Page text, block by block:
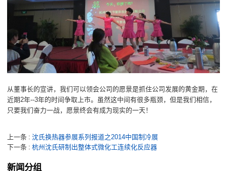
从董事长的宣讲，我们可以领会公司的愿景是抓住公司发展的黄金期，在
近期2年--3年的时间争取上市。虽然这中间有很多瓶颈，但是我们相信，
只要我们奋力一战，愿景终会有成为现实的一天！
上一条
沈氏换热器参展系列报道之2014中国制冷展
下一条
杭州沈氏研制出整体式微化工连续化反应器
新闻分组